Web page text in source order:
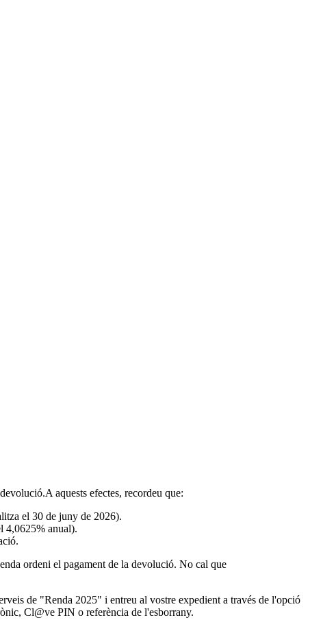
aquests efectes, recordeu que:
el 30 de juny de 2026).
4,0625% anual).
ordeni el pagament de la devolució. No cal que
de "Renda 2025" i entreu al vostre expedient a través de l'opció
Cl@ve PIN o referència de l'esborrany.